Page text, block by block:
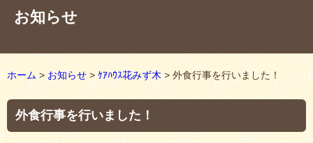
お知らせ
ホーム > お知らせ > ｹｱﾊｳｽ花みず木 >外食行事を行いました！
外食行事を行いました！